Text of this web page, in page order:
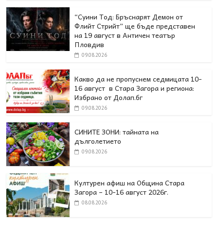
“Суини Тод: Бръснарят Демон от
Флийт Стрийт” ще бъде представен
на 19 август в Античен театър
Пловдив
09.08.2026
Какво да не пропуснем седмицата 10-
16 август в Стара Загора и региона:
Избрано от Долап.бг
09.08.2026
СИНИТЕ ЗОНИ: тайната на
дълголетието
09.08.2026
Културен афиш на Община Стара
Загора – 10-16 август 2026г.
08.08.2026